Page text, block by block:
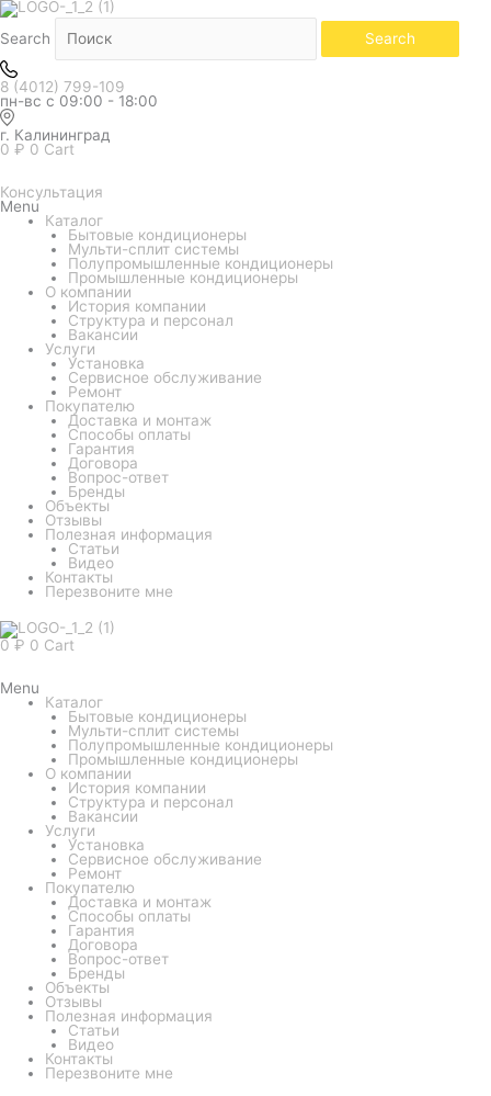
Search Search
8 (4012) 799-109
пн-вс с 09:00 - 18:00
г. Калининград
0 ₽ 0 Cart
Консультация
Menu
Каталог
Бытовые кондиционеры
Мульти-сплит системы
Полупромышленные кондиционеры
Промышленные кондиционеры
О компании
История компании
Структура и персонал
Вакансии
Услуги
Установка
Сервисное обслуживание
Ремонт
Покупателю
Доставка и монтаж
Способы оплаты
Гарантия
Договора
Вопрос-ответ
Бренды
Объекты
Отзывы
Полезная информация
Статьи
Видео
Контакты
Перезвоните мне
0 ₽ 0 Cart
Menu
Каталог
Бытовые кондиционеры
Мульти-сплит системы
Полупромышленные кондиционеры
Промышленные кондиционеры
О компании
История компании
Структура и персонал
Вакансии
Услуги
Установка
Сервисное обслуживание
Ремонт
Покупателю
Доставка и монтаж
Способы оплаты
Гарантия
Договора
Вопрос-ответ
Бренды
Объекты
Отзывы
Полезная информация
Статьи
Видео
Контакты
Перезвоните мне
Белый Золотой
Количество
товара
Кондиционер
GREE
серия
Airy
GWH18AVDXE-
K6DNA1A
белый